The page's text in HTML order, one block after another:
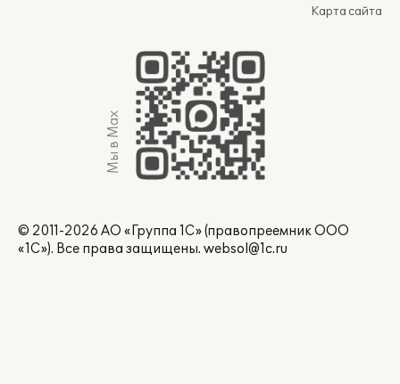
Карта сайта
Мы в Max
© 2011-2026 АО «Группа 1С» (правопреемник ООО
«1С»). Все права защищены. websol@1c.ru